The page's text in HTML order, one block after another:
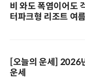
비 와도 폭염이어도
터파크형 리조트 여
[오늘의 운세] 2026
운세